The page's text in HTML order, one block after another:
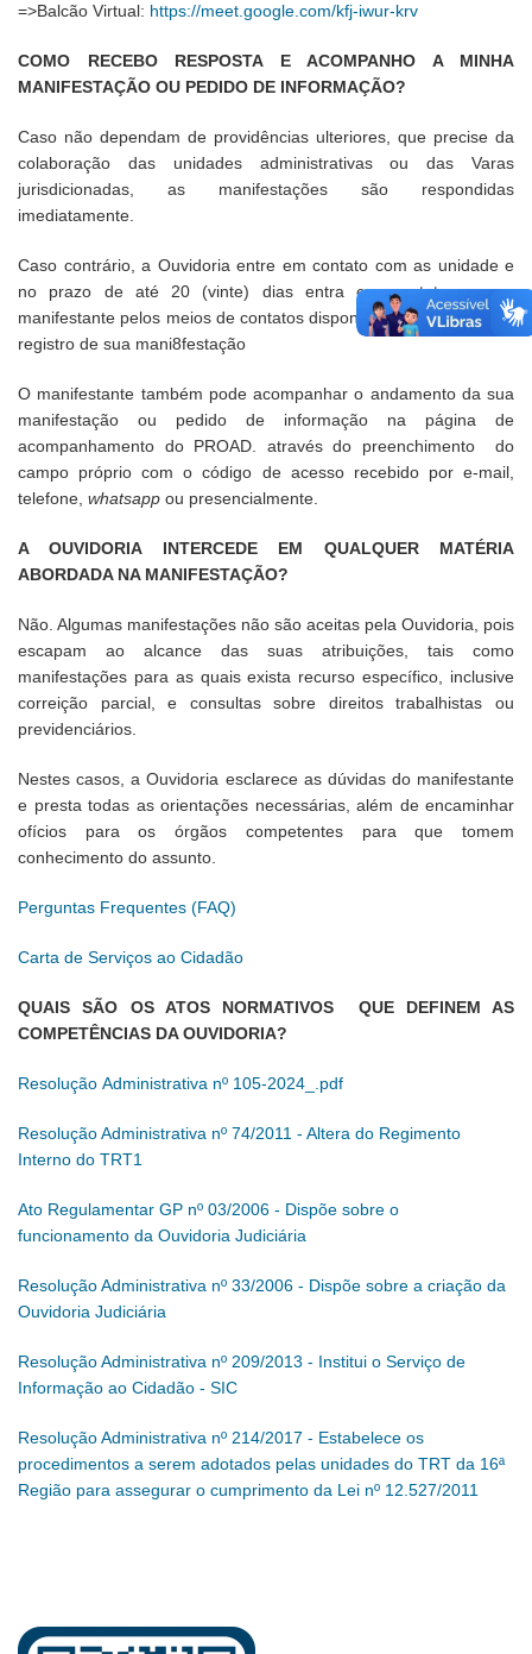
=>Balcão Virtual: https://meet.google.com/kfj-iwur-krv
COMO RECEBO RESPOSTA E ACOMPANHO A MINHA
MANIFESTAÇÃO OU PEDIDO DE INFORMAÇÃO?
Caso não dependam de providências ulteriores, que precise da
colaboração das unidades administrativas ou das Varas
jurisdicionadas, as manifestações são respondidas
imediatamente.
Caso contrário, a Ouvidoria entre em contato com as unidade e
no prazo de até 20 (vinte) dias entra em contato com o
manifestante pelos meios de contatos disponibilizados quando do
registro de sua mani8festação
O manifestante também pode acompanhar o andamento da sua
manifestação ou pedido de informação na página de
acompanhamento do PROAD. através do preenchimento do
campo próprio com o código de acesso recebido por e-mail,
telefone, whatsapp ou presencialmente.
A OUVIDORIA INTERCEDE EM QUALQUER MATÉRIA
ABORDADA NA MANIFESTAÇÃO?
Não. Algumas manifestações não são aceitas pela Ouvidoria, pois
escapam ao alcance das suas atribuições, tais como
manifestações para as quais exista recurso específico, inclusive
correição parcial, e consultas sobre direitos trabalhistas ou
previdenciários.
Nestes casos, a Ouvidoria esclarece as dúvidas do manifestante
e presta todas as orientações necessárias, além de encaminhar
ofícios para os órgãos competentes para que tomem
conhecimento do assunto.
Perguntas Frequentes (FAQ)
Carta de Serviços ao Cidadão
QUAIS SÃO OS ATOS NORMATIVOS QUE DEFINEM AS
COMPETÊNCIAS DA OUVIDORIA?
Resolução Administrativa nº 105-2024_.pdf
Resolução Administrativa nº 74/2011 - Altera do Regimento
Interno do TRT1
Ato Regulamentar GP nº 03/2006 - Dispõe sobre o
funcionamento da Ouvidoria Judiciária
Resolução Administrativa nº 33/2006 - Dispõe sobre a criação da
Ouvidoria Judiciária
Resolução Administrativa nº 209/2013 - Institui o Serviço de
Informação ao Cidadão - SIC
Resolução Administrativa nº 214/2017 - Estabelece os
procedimentos a serem adotados pelas unidades do TRT da 16ª
Região para assegurar o cumprimento da Lei nº 12.527/2011